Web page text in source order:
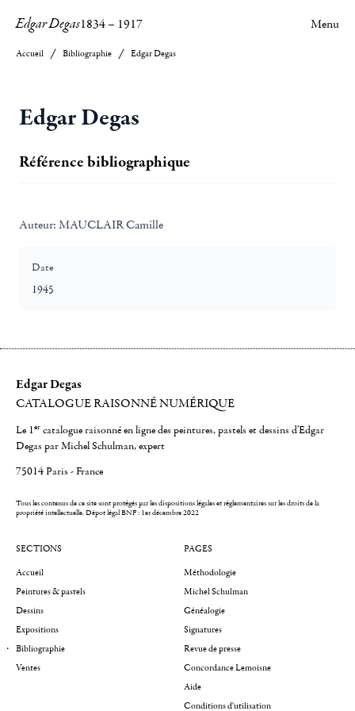
Edgar Degas1834– 1917 Menu
Accueil Bibliographie Edgar Degas
Edgar Degas
Référence bibliographique
Auteur: MAUCLAIR Camille
Date
1945
Edgar Degas
CATALOGUE RAISONNÉ NUMÉRIQUE
Le 1er catalogue raisonné en ligne des peintures, pastels et dessins d'Edgar
Degas par Michel Schulman, expert
75014 Paris - France
Tous les contenus de ce site sont protégés par les dispositions légales et réglementaires sur les droits de la
propriété intellectuelle.Dépot légal BNF : 1er décembre 2022
SECTIONS
Accueil
Peintures & pastels
Dessins
Expositions
Bibliographie
Ventes
PAGES
Méthodologie
Michel Schulman
Généalogie
Signatures
Revue de presse
Concordance Lemoisne
Aide
Conditions d'utilisation